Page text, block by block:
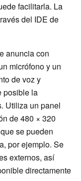
facilitarla. La
del IDE de
anuncia con
micrófono y un
de voz y
posible la
Utiliza un panel
de 480 × 320
se pueden
por ejemplo. Se
externos, así
directamente